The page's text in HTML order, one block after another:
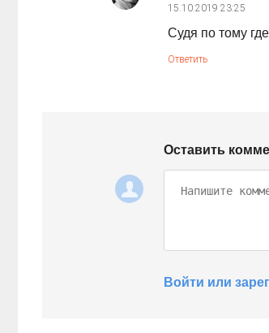
15.10.2019 23:25
Судя по тому
Ответить
Оставить
Войти или